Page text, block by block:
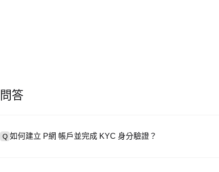
問答
Q 如何建立 P網 帳戶並完成 KYC 身分驗證？